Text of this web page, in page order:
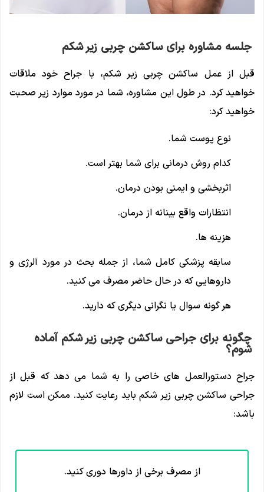
جلسه مشاوره برای ساکشن چربی زیر شکم
قبل از عمل ساکشن چربی زیر شکم، با جراح خود ملاقات
خواهید کرد. در طول این مشاوره، شما در مورد موارد زیر صحبت
خواهید کرد:
نوع پوست شما.
کدام روش درمانی برای شما بهتر است.
اثربخشی و ایمنی بودن درمان.
انتظارات واقع بینانه از درمان.
هزینه ها.
سابقه پزشکی کامل شما، از جمله بحث در مورد آلرژی و
داروهایی که در حال حاضر مصرف می کنید.
هر گونه سوال یا نگرانی دیگری که دارید.
چگونه برای جراحی ساکشن چربی زیر شکم آماده
شوم؟
جراح دستورالعمل های خاصی را به شما می دهد که قبل از
جراحی ساکشن چربی زیر شکم باید رعایت کنید. ممکن است لازم
باشد:
از مصرف برخی از داورها دوری کنید.